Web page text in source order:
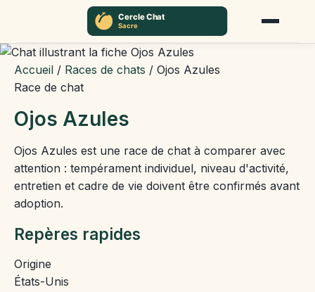
Accueil / Races de chats / Ojos Azules
Race de chat
Ojos Azules
Ojos Azules est une race de chat à comparer avec
attention : tempérament individuel, niveau d'activité,
entretien et cadre de vie doivent être confirmés avant
adoption.
Repères rapides
Origine
États-Unis